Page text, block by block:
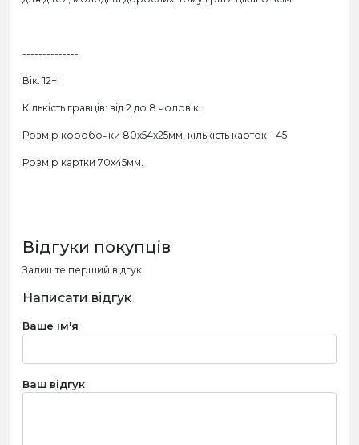
--------------
Вік: 12+;
Кількість гравців: від 2 до 8 чоловік;
Розмір коробочки 80х54х25мм, кількість карток - 45;
Розмір картки 70х45мм.
Відгуки покупців
Залиште перший відгук
Написати відгук
Ваше ім'я
Ваш відгук